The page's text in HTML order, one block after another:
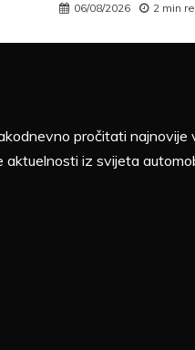
06/08/2026 2 min
pročitati najnovije
aktuelnosti iz svijeta